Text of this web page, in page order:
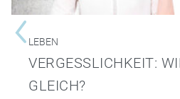
LEBEN
VERGESSLICHKEIT:
GLEICH?